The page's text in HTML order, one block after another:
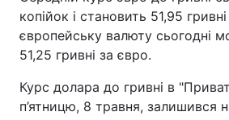
копійок і становить 51,95
європейську валюту сьогодні
51,25 гривні за євро.
Курс долара до гривні в
п’ятницю, 8 травня, залишився